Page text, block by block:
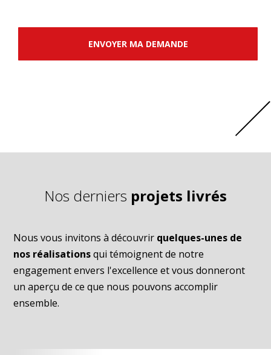
ENVOYER MA DEMANDE
Nos derniers projets livrés
Nous vous invitons à découvrir quelques-unes de
nos réalisationsqui témoignent de notre
engagement envers l'excellence et vous donneront
un aperçu de ce que nous pouvons accomplir
ensemble.